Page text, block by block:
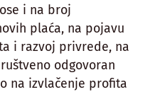
i na broj
plaća, na pojavu
i razvoj privrede, na
odgovoran
na izvlačenje profita